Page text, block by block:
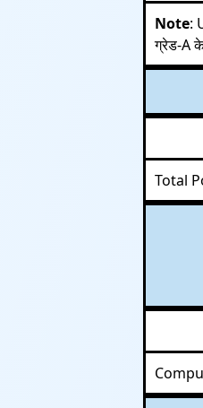
Note:
ग्रेड-A
Total